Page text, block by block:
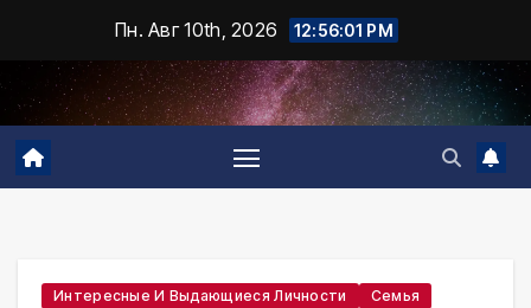
содержимому
Пн. Авг 10th, 2026 12:56:02 PM
Интересные И Выдающиеся Личности Семья